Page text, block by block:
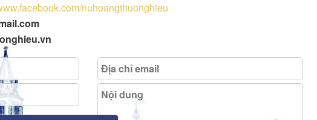
nuhoangthuonghieu